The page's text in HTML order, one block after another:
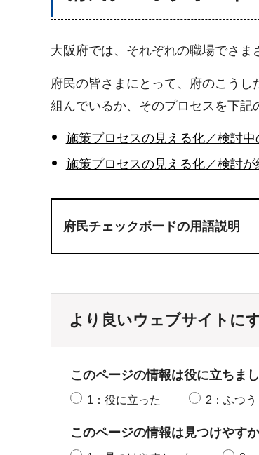
大阪府では、それぞれの職場でさま
府民の皆さまにとって、府のこう
組んでいるか、そのプロセスを下記
施策プロセスの見える化／検討中
施策プロセスの見える化／検討が
府民チェックボードの用語説明
より良いウェブサイトに
このページの情報は役に立ちま
1：役に立った 2：ふつう
このページの情報は見つけやす